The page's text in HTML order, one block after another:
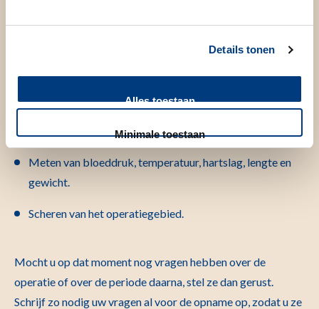
Details tonen
Alles toestaan
Minimale toestaan
Een lichamelijk onderzoek door een zaalarts of een
Bloedafname.
Röntgenfoto van hart en longen (x-thorax)
Meten van bloeddruk, temperatuur, hartslag, lengte en
gewicht.
Scheren van het operatiegebied.
Mocht u op dat moment nog vragen hebben over de
operatie of over de periode daarna, stel ze dan gerust.
Schrijf zo nodig uw vragen al voor de opname op, zodat u ze